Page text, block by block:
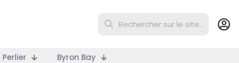
Perlier Byron Bay